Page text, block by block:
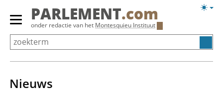
Overslaan
Primair
menu
tonen/verbergen
PARLEMENT.com
onder redactie van het Montesquieu Instituut
Nieuws